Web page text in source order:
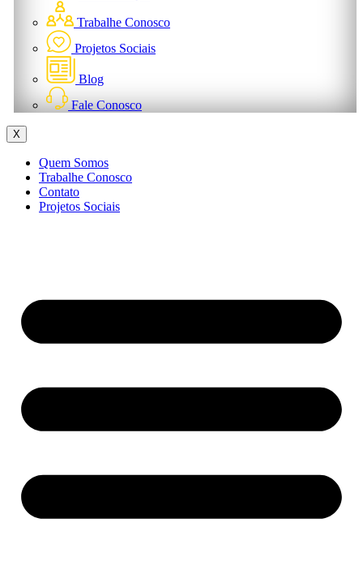
Trabalhe Conosco
Projetos Sociais
Blog
Fale Conosco
X
Quem Somos
Trabalhe Conosco
Contato
Projetos Sociais